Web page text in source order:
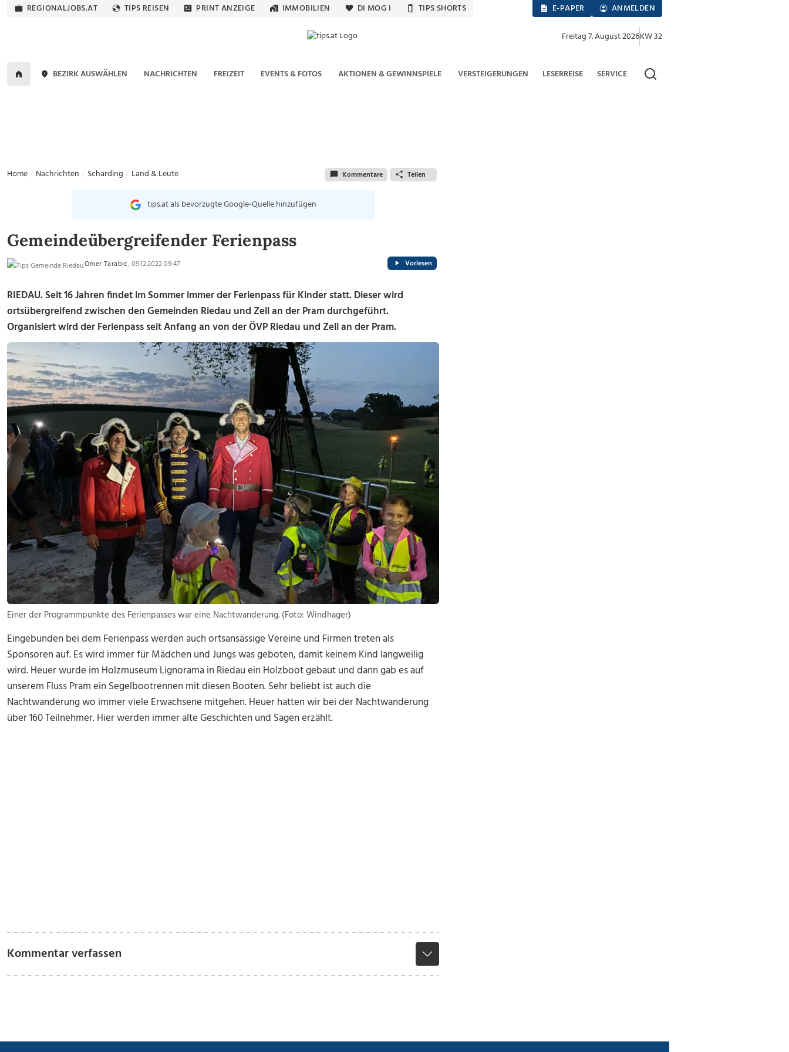
REGIONALJOBS.AT TIPS REISEN PRINT ANZEIGE IMMOBILIEN DI MOG I TIPS SHORTS E-PAPER ANMELDEN
Freitag 7. August 2026KW 32
BEZIRK AUSWÄHLEN NACHRICHTEN FREIZEIT EVENTS & FOTOS AKTIONEN & GEWINNSPIELE VERSTEIGERUNGEN LESERREISE SERVICE
Home Nachrichten Schärding Land & Leute Kommentare Teilen
tips.at als bevorzugte Google-Quelle hinzufügen
Gemeindeübergreifender Ferienpass
Omer Tarabic, 09.12.2022 09:47 Vorlesen
RIEDAU. Seit 16 Jahren findet im Sommer immer der Ferienpass für Kinder statt. Dieser wird
ortsübergreifend zwischen den Gemeinden Riedau und Zell an der Pram durchgeführt.
Organisiert wird der Ferienpass seit Anfang an von der ÖVP Riedau und Zell an der Pram.
Einer der Programmpunkte des Ferienpasses war eine Nachtwanderung. (Foto: Windhager)
Eingebunden bei dem Ferienpass werden auch ortsansässige Vereine und Firmen treten als
Sponsoren auf. Es wird immer für Mädchen und Jungs was geboten, damit keinem Kind langweilig
wird. Heuer wurde im Holzmuseum Lignorama in Riedau ein Holzboot gebaut und dann gab es auf
unserem Fluss Pram ein Segelbootrennen mit diesen Booten. Sehr beliebt ist auch die
Nachtwanderung wo immer viele Erwachsene mitgehen. Heuer hatten wir bei der Nachtwanderung
über 160 Teilnehmer. Hier werden immer alte Geschichten und Sagen erzählt.
Kommentar verfassen